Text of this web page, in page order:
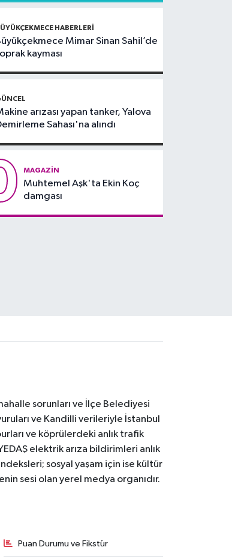
HABERLERI
Mimar Sinan Sahil’de
kayması
arızası yapan tanker, Yalova
Sahası'na alındı
MAGAZIN
Muhtemel Aşk'ta Ekin Koç
damgası
sorunları ve İlçe Belediyesi
ve Kandilli verileriyle İstanbul
ve köprülerdeki anlık trafik
elektrik arıza bildirimleri anlık
sosyal yaşam için ise kültür
sesi olan yerel medya organıdır.
Puan Durumu ve Fikstür